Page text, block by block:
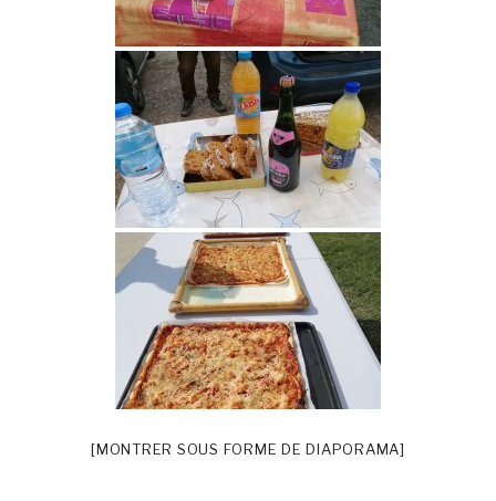
[MONTRER SOUS FORME DE DIAPORAMA]